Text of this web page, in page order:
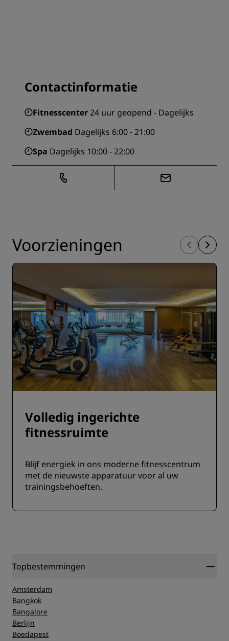
Contactinformatie
Fitnesscenter24 uur geopend - Dagelijks
Zwembad Dagelijks 6:00 - 21:00
Spa Dagelijks 10:00 - 22:00
Voorzieningen
Volledig ingerichte
fitnessruimte
Blijf energiek in ons moderne fitnesscentrum
met de nieuwste apparatuur voor al uw
trainingsbehoeften.
Topbestemmingen
Amsterdam
Bangkok
Bangalore
Berlijn
Boedapest